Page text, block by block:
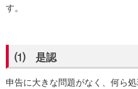
す。
⑴ 是認
申告に大きな問題がなく、何ら